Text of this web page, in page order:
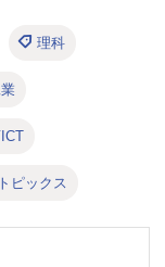
理科
ピックス